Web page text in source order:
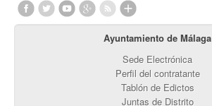
Ayuntamiento de Málaga
Sede Electrónica
Perfil del contratante
Tablón de Edictos
Juntas de Distrito